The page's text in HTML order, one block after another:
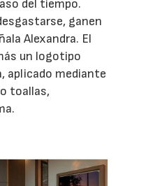
del tiempo.
ganen
Alexandra. El
un logotipo
aplicado mediante
toallas,